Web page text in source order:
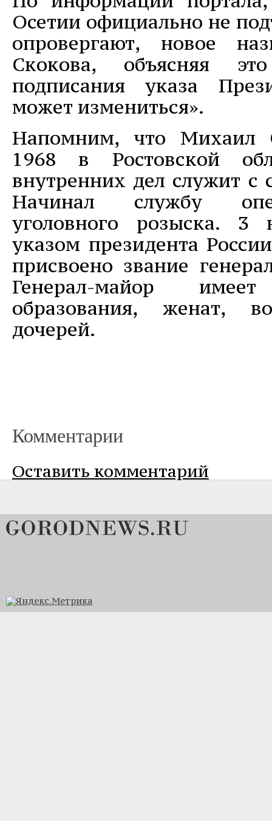
Осетии официально не
опровергают, новое
Скокова, объясняя
подписания указа
может измениться».
Напомним, что Михаил
1968 в Ростовской
внутренних дел служит с
Начинал службу
уголовного розыска. 3
указом президента
присвоено звание
Генерал-майор
образования, женат,
дочерей.
Комментарии
Оставить комментарий